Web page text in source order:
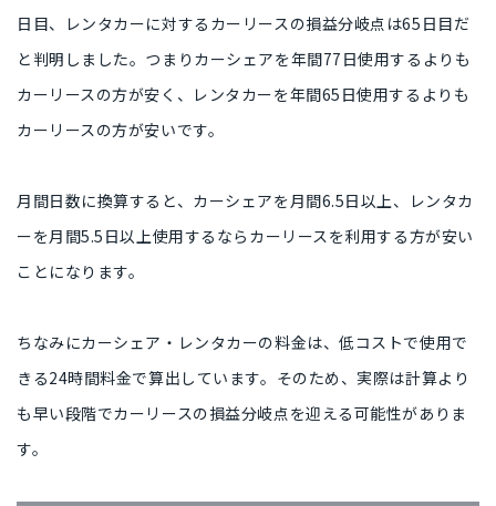
日目、レンタカーに対するカーリースの損益分岐点は65日目だ
と判明しました。つまりカーシェアを年間77日使用するよりも
カーリースの方が安く、レンタカーを年間65日使用するよりも
カーリースの方が安いです。
月間日数に換算すると、 カーシェアを月間6.5日以上、レンタカ
ーを月間5.5日以上使用するならカーリースを利用する方が安い
ことになります。
ちなみにカーシェア・レンタカーの料金は、低コストで使用で
きる24時間料金で算出しています。そのため、実際は計算より
も早い段階でカーリースの損益分岐点を迎える可能性がありま
す。